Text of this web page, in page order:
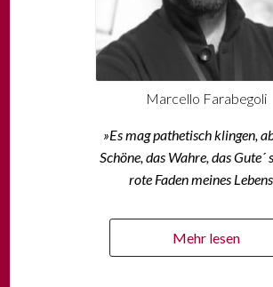
Marcello Farabegoli
»Es mag pathetisch klingen,
Schöne, das Wahre, das Gute´
rote Faden meines
Mehr lesen